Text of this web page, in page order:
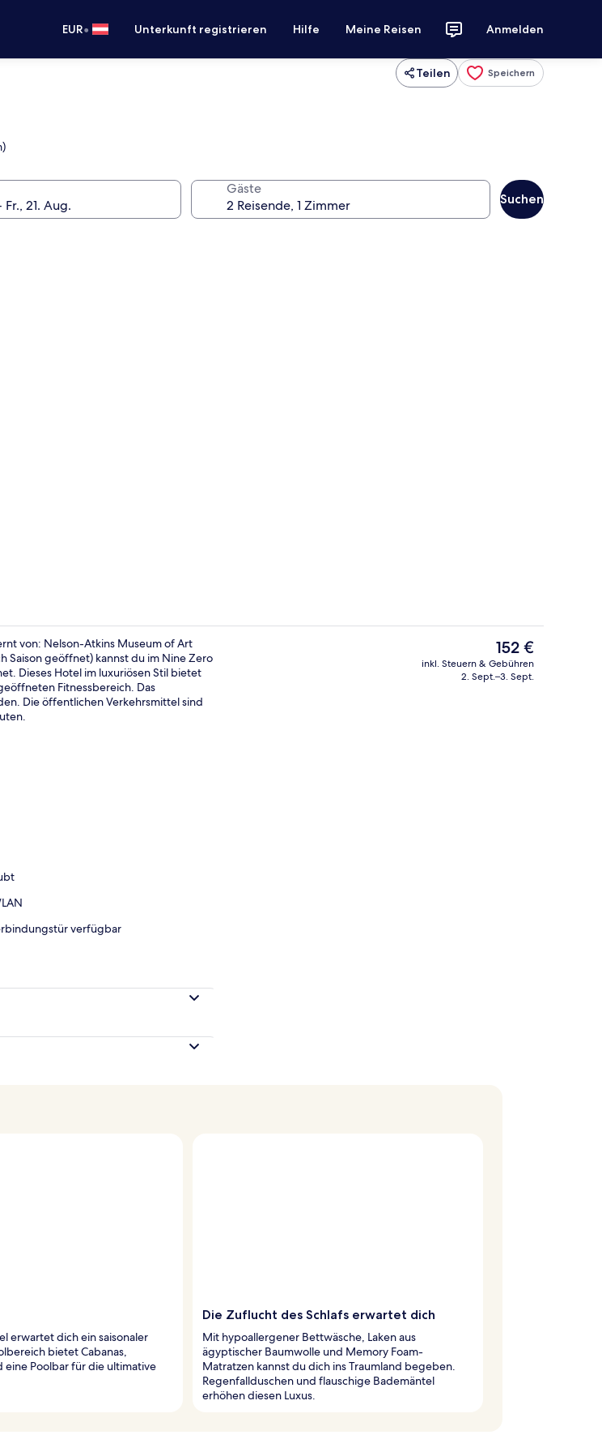
EUR• Unterkunft registrieren Hilfe Meine Reisen Anmelden
Teilen Speichern
Gäste
Suchen
Bar (in der Unterkunft)
von: Nelson-Atkins Museum of Art
Saison geöffnet) kannst du im Nine Zero
Dieses Hotel im luxuriösen Stil bietet
Fitnessbereich. Das
Die öffentlichen Verkehrsmittel sind
verfügbar
Der
aktuelle
Preis
152 €
inkl. Steuern & Gebühren
2. Sept.–3. Sept.
erwartet dich ein saisonaler
bietet Cabanas,
eine Poolbar für die ultimative
Die Zuflucht des Schlafs erwartet dich
Mit hypoallergener Bettwäsche, Laken aus
ägyptischer Baumwolle und Memory Foam-
Matratzen kannst du dich ins Traumland begeben.
Regenfallduschen und flauschige Bademäntel
erhöhen diesen Luxus.